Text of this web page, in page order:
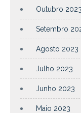
Outubro 2023
Setembro
Agosto 2023
Julho 2023
Junho 2023
Maio 2023